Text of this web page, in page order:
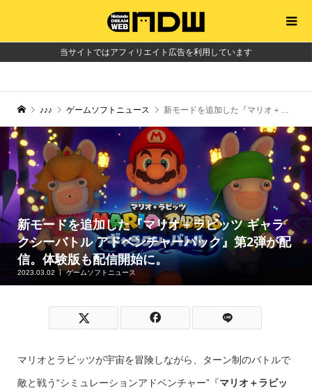
当サイトではアフィリエイト広告を利用しています
♪♪♪ ゲームソフトニュース 新モードを追加した『マリオ＋ラビッツ ギャラクシーバトル アドベンチャーパック』第2弾が配信。体験版も配信開始に。
新モードを追加した『マリオ＋ラビッツ ギャラ
クシーバトル アドベンチャーパック』第2弾が配
信。体験版も配信開始に。
2023.03.02 ゲームソフトニュース
マリオとラビッツが宇宙を冒険しながら、ターン制のバトルで
敵と戦う“シミュレーションアドベンチャー”『マリオ＋ラビッ